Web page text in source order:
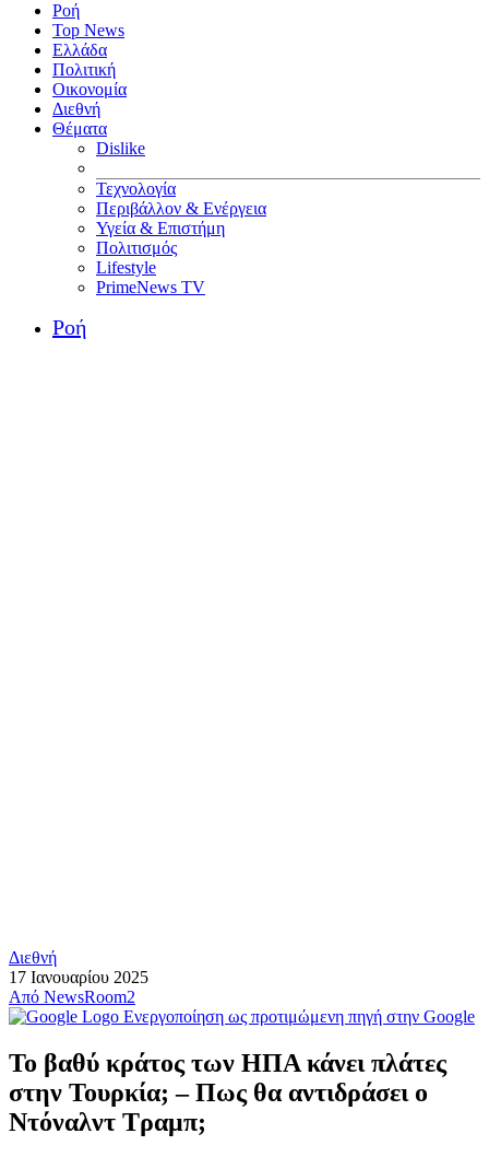
Ροή
Top News
Ελλάδα
Πολιτική
Οικονομία
Διεθνή
Θέματα
Dislike
Τεχνολογία
Περιβάλλον & Ενέργεια
Υγεία & Επιστήμη
Πολιτισμός
Lifestyle
PrimeNews TV
Ροή
Διεθνή
17 Ιανουαρίου 2025
Από NewsRoom2
Ενεργοποίηση ως προτιμώμενη πηγή στην Google
Το βαθύ κράτος των ΗΠΑ κάνει πλάτες
στην Τουρκία; – Πως θα αντιδράσει ο
Ντόναλντ Τραμπ;